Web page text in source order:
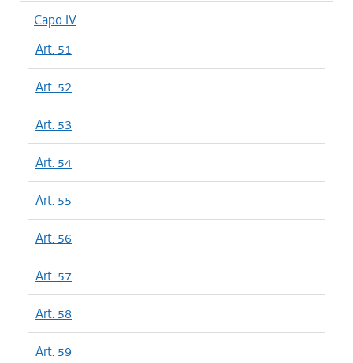
Capo IV
Art. 51
Art. 52
Art. 53
Art. 54
Art. 55
Art. 56
Art. 57
Art. 58
Art. 59